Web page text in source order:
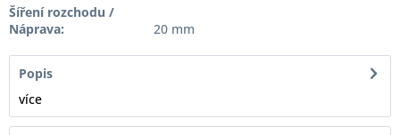
Šíření rozchodu /
Náprava:
20 mm
Popis
více